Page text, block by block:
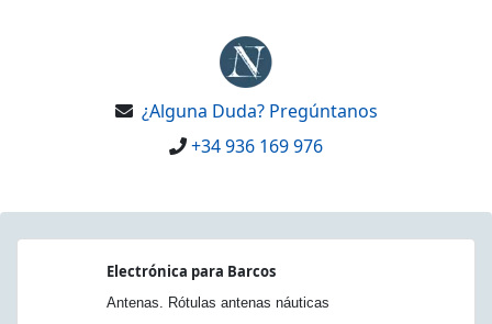
¿Alguna Duda? Pregúntanos
+34 936 169 976
Electrónica para Barcos
Antenas. Rótulas antenas náuticas